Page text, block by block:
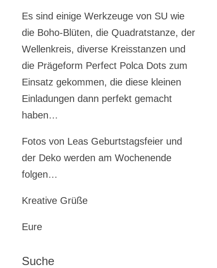
Es sind einige Werkzeuge von SU wie
die Boho-Blüten, die Quadratstanze, der
Wellenkreis, diverse Kreisstanzen und
die Prägeform Perfect Polca Dots zum
Einsatz gekommen, die diese kleinen
Einladungen dann perfekt gemacht
haben…
Fotos von Leas Geburtstagsfeier und
der Deko werden am Wochenende
folgen…
Kreative Grüße
Eure
Suche